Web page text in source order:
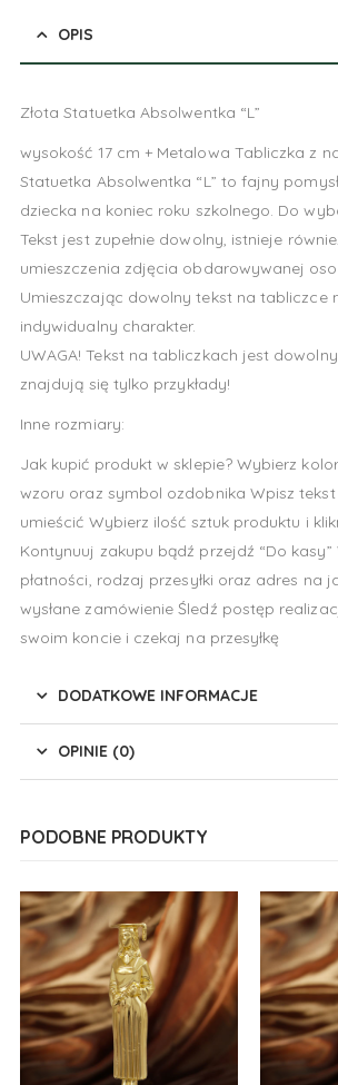
OPIS
Złota Statuetka Absolwentka “L”
wysokość 17 cm + Metalowa Tabliczka z
Statuetka Absolwentka “L” to fajny
dziecka na koniec roku szkolnego. Do
Tekst jest zupełnie dowolny, istnieje
umieszczenia zdjęcia obdarowywanej
Umieszczając dowolny tekst na tabliczce
indywidualny charakter.
UWAGA! Tekst na tabliczkach jest
znajdują się tylko przykłady!
Inne rozmiary:
Jak kupić produkt w sklepie? Wybierz
wzoru oraz symbol ozdobnika Wpisz
umieścić Wybierz ilość sztuk produktu i
Kontynuuj zakupu bądź przejdź “Do
płatności, rodzaj przesyłki oraz adres na
wysłane zamówienie Śledź postęp
swoim koncie i czekaj na przesyłkę
DODATKOWE INFORMACJE
OPINIE (0)
PODOBNE PRODUKTY